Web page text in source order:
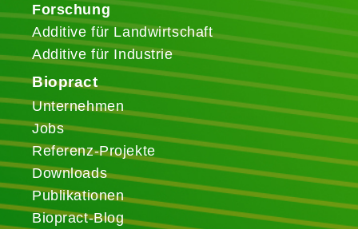
Forschung
Additive für Landwirtschaft
Additive für Industrie
Biopract
Unternehmen
Jobs
Referenz-Projekte
Downloads
Publikationen
Biopract-Blog